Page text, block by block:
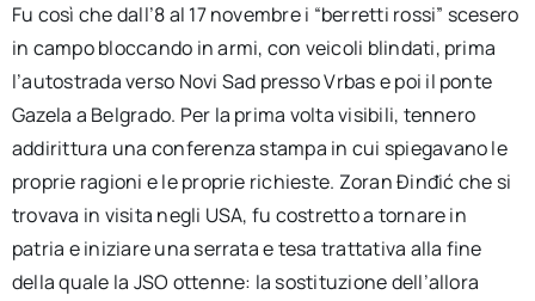
Fu così che dall’8 al 17 novembre i “berretti rossi” scesero
in campo bloccando in armi, con veicoli blindati, prima
l’autostrada verso Novi Sad presso Vrbas e poi il ponte
Gazela a Belgrado. Per la prima volta visibili, tennero
addirittura una conferenza stampa in cui spiegavano le
proprie ragioni e le proprie richieste. Zoran Đinđić che si
trovava in visita negli USA, fu costretto a tornare in
patria e iniziare una serrata e tesa trattativa alla fine
della quale la JSO ottenne: la sostituzione dell’allora